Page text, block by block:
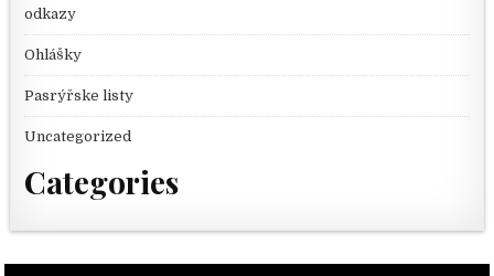
odkazy
Ohlášky
Pasrýřske listy
Uncategorized
Categories